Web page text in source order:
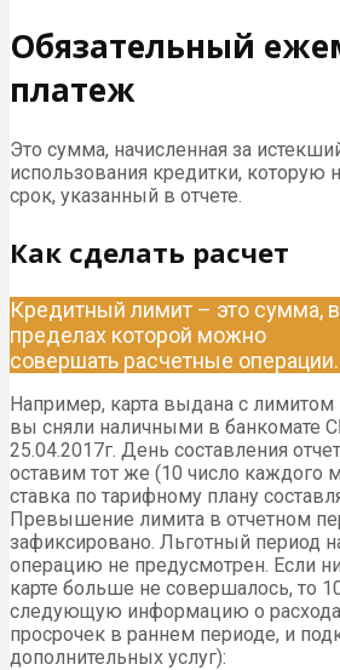
Обязательный
платеж
Это сумма, начисленная за
использования кредитки, которую
срок, указанный в отчете.
Как сделать расчет
Кредитный лимит – это сумма, в
пределах которой можно
совершать расчетные операции.
Например, карта выдана с лимитом
вы сняли наличными в банкомате
25.04.2017г. День составления
оставим тот же (10 число каждого
ставка по тарифному плану
Превышение лимита в отчетном
зафиксировано. Льготный период
операцию не предусмотрен. Если
карте больше не совершалось, то
следующую информацию о
просрочек в раннем периоде, и
дополнительных услуг):